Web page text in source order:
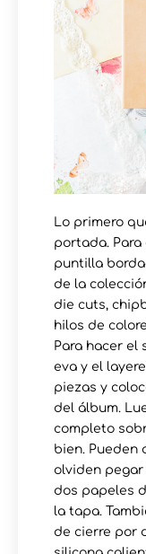
Lo primero
portada.
puntilla
de la
die cuts,
hilos de
Para hacer el
eva y el
piezas y
del álbum.
completo
bien. Pueden
olviden
dos papeles
la tapa.
de cierre por